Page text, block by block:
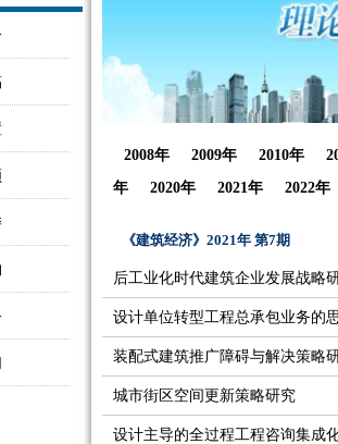
2008年 2009年 2010年
年
2020年 2021年 2022年
《建筑经济》2021年 第7期
后工业化时代建筑企业发展战略
设计单位转型工程总承包业务的
装配式建筑推广障碍与解决策略
城市街区空间更新策略研究
设计主导的全过程工程咨询集成